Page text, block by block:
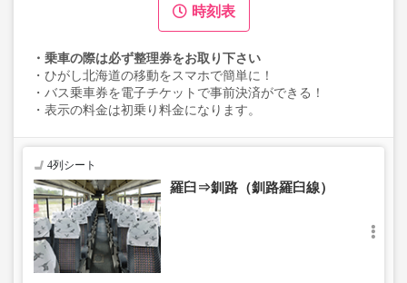
時刻表
・乗車の際は必ず整理券をお取り下さい
・ひがし北海道の移動をスマホで簡単に！
・バス乗車券を電子チケットで事前決済ができる！
・表示の料金は初乗り料金になります。
4列シート
羅臼⇒釧路（釧路羅臼線）